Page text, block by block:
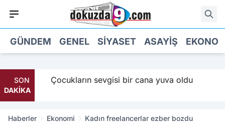
GÜNDEM GENEL SIYASET ASAYIŞ
SON
DAKİKA
Çocukların sevgisi bir cana yuva oldu
Haberler Ekonomi Kadın freelancerlar ezber bozdu